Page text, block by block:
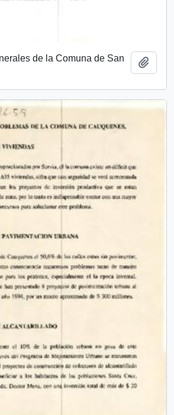
de la Comuna de San